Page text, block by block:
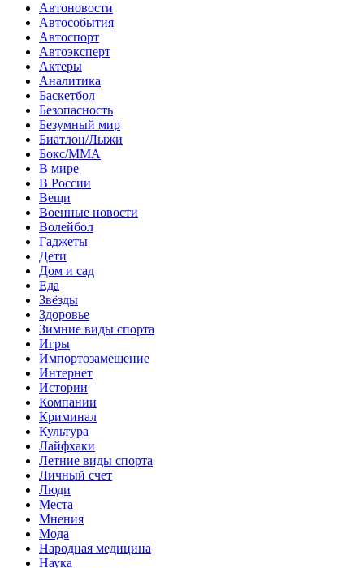
Автоновости
Автособытия
Автоспорт
Автоэксперт
Актеры
Аналитика
Баскетбол
Безопасность
Безумный мир
Биатлон/Лыжи
Бокс/MMA
В мире
В России
Вещи
Военные новости
Волейбол
Гаджеты
Дети
Дом и сад
Еда
Звёзды
Здоровье
Зимние виды спорта
Игры
Импортозамещение
Интернет
Истории
Компании
Криминал
Культура
Лайфхаки
Летние виды спорта
Личный счет
Люди
Места
Мнения
Мода
Народная медицина
Наука